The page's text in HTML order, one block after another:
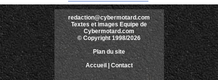
redaction@cybermotard.com
Textes et images Equipe de
Cybermotard.com
© Copyright 1998/2026
Plan du site
Accueil |Contact